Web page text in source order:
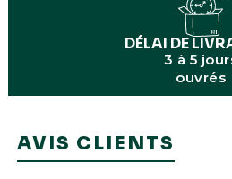
DÉLAI DE
3 à 5
ouvrés
AVIS CLIENTS